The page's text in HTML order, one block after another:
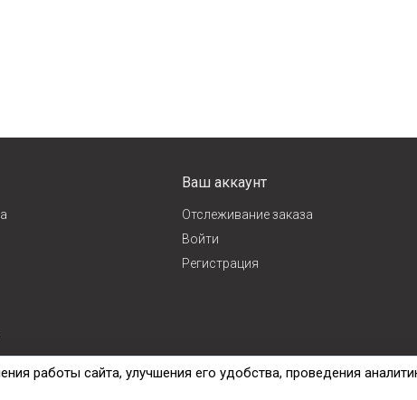
Ваш аккаунт
Отслеживание заказа
Войти
Регистрация
работы сайта, улучшения его удобства, проведения